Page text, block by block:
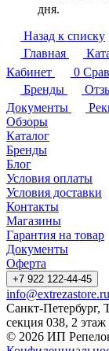
дня.
Назад к списку
Главная
Кабинет
0
Бренды
Документы
Обзоры
Каталог
Бренды
Блог
Условия оплаты
Условия доставки
Контакты
Магазины
Гарантия на товар
Документы
Оферта
+7 922 122-44-45
info@extrezastore.ru
Санкт-
секция 038, 2 этаж
© 2026 ИП